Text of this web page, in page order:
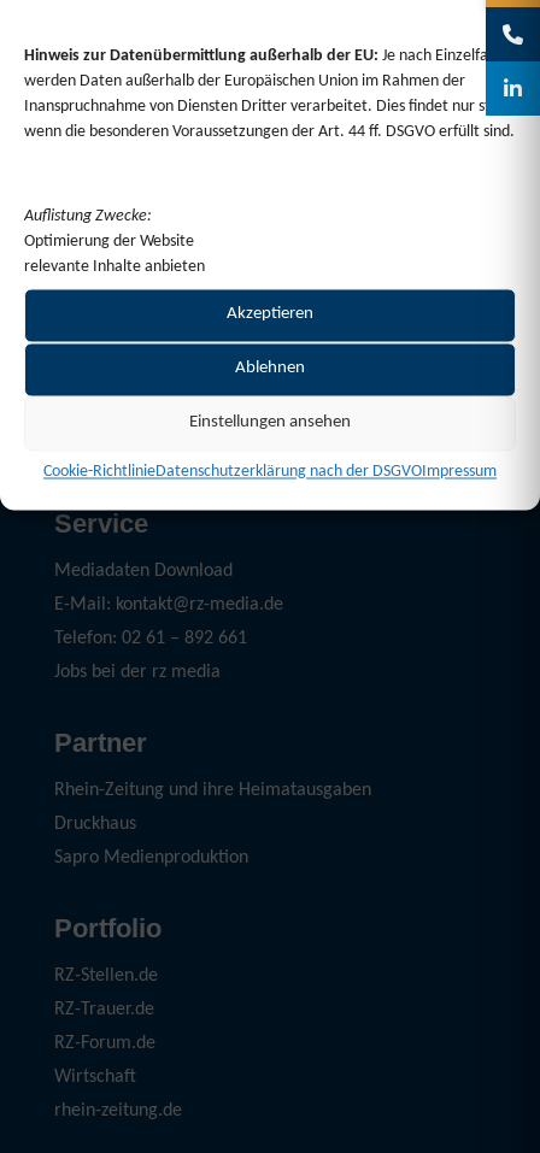
Hinweis zur Datenübermittlung außerhalb der EU: Je nach Einzelfall
werden Daten außerhalb der Europäischen Union im Rahmen der
Inanspruchnahme von Diensten Dritter verarbeitet. Dies findet nur statt,
wenn die besonderen Voraussetzungen der Art. 44 ff. DSGVO erfüllt sind.
Auflistung Zwecke:
Optimierung der Website
relevante Inhalte anbieten
Akzeptieren
Ablehnen
Einstellungen ansehen
Cookie-RichtlinieDatenschutzerklärung nach der DSGVOImpressum
Wir beraten Sie gerne persönlich zu Formatwahl,
Kombinationen oder Gestaltungsmöglichkeiten.
Service
Mediadaten Download
E-Mail: kontakt@rz-media.de
Telefon: 02 61 – 892 661
Jobs bei der rz media
Partner
Rhein-Zeitung und ihre Heimatausgaben
Druckhaus
Sapro Medienproduktion
Portfolio
RZ-Stellen.de
RZ-Trauer.de
RZ-Forum.de
Wirtschaft
rhein-zeitung.de